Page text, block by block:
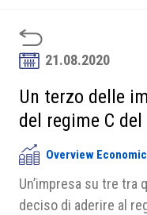
Sviluppo Mercato
Soci
Partner
Progetti
Area riservata
21.08.2020
Un terzo delle
del regime C
Overview
Un’impresa su tre tra
deciso di aderire al